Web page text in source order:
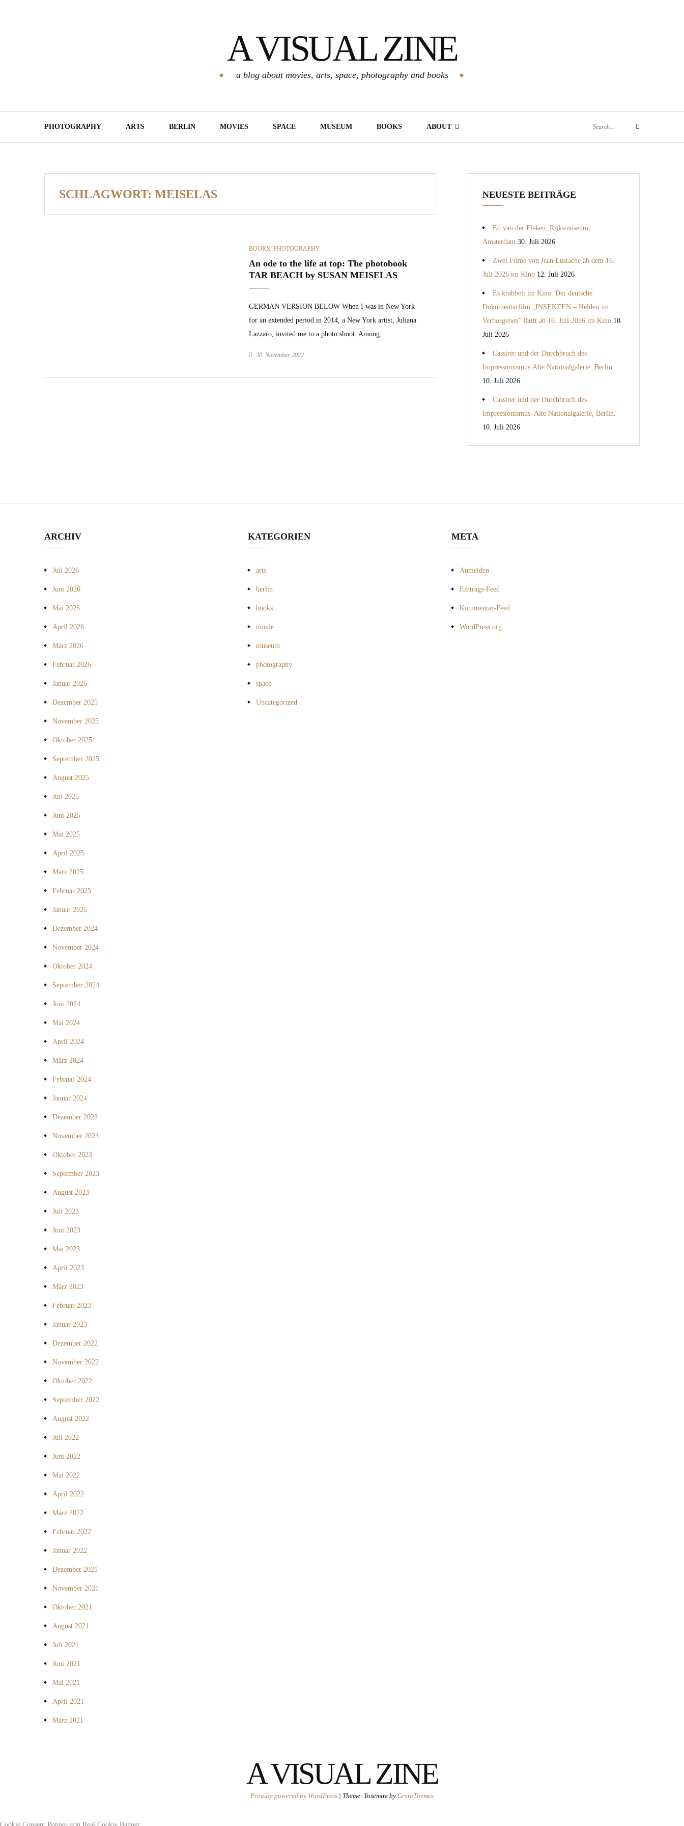
A VISUAL ZINE
a blog about movies, arts, space, photography and books
PHOTOGRAPHY ARTS BERLIN MOVIES SPACE MUSEUM BOOKS ABOUT Search
SCHLAGWORT: MEISELAS
CATEGORIES
BOOKS, PHOTOGRAPHY
An ode to the life at top: The photobook
TAR BEACH by SUSAN MEISELAS
GERMAN VERSION BELOW When I was in New York
for an extend­ed peri­od in 2014, a New York artist, Juliana
Laz­zaro, invit­ed me to a pho­to shoot. Among…
30. November 2022
NEUESTE BEITRÄGE
Ed van der Elsken, Rijksmuseum,
Amsterdam 30. Juli 2026
Zwei Filme von Jean Eustache ab dem 16.
Juli 2026 im Kino 12. Juli 2026
Es krabbelt im Kino: Der deutsche
Dokumentarfilm „INSEKTEN – Helden im
Verborgenen” läuft ab 16. Juli 2026 im Kino 10.
Juli 2026
Cassirer und der Durchbruch des
Impressionismus.Alte Nationalgalerie. Berlin.
10. Juli 2026
Cassirer und der Durchbruch des
Impressionismus. Alte Nationalgalerie, Berlin.
10. Juli 2026
ARCHIV
Juli 2026
Juni 2026
Mai 2026
April 2026
März 2026
Februar 2026
Januar 2026
Dezember 2025
November 2025
Oktober 2025
September 2025
August 2025
Juli 2025
Juni 2025
Mai 2025
April 2025
März 2025
Februar 2025
Januar 2025
Dezember 2024
November 2024
Oktober 2024
September 2024
Juni 2024
Mai 2024
April 2024
März 2024
Februar 2024
Januar 2024
Dezember 2023
November 2023
Oktober 2023
September 2023
August 2023
Juli 2023
Juni 2023
Mai 2023
April 2023
März 2023
Februar 2023
Januar 2023
Dezember 2022
November 2022
Oktober 2022
September 2022
August 2022
Juli 2022
Juni 2022
Mai 2022
April 2022
März 2022
Februar 2022
Januar 2022
Dezember 2021
November 2021
Oktober 2021
August 2021
Juli 2021
Juni 2021
Mai 2021
April 2021
März 2021
KATEGORIEN
arts
berlin
books
movie
museum
photography
space
Uncategorized
META
Anmelden
Eintrags-Feed
Kommentar-Feed
WordPress.org
A VISUAL ZINE
Proudly powered by WordPress | Theme: Yosemite by GretaThemes